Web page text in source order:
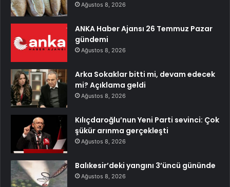
Ağustos 8, 2026
ANKA Haber Ajansı 26 Temmuz Pazar
gündemi
Ağustos 8, 2026
Arka Sokaklar bitti mi, devam edecek
mi? Açıklama geldi
Ağustos 8, 2026
Kılıçdaroğlu’nun Yeni Parti sevinci: Çok
şükür arınma gerçekleşti
Ağustos 8, 2026
Balıkesir’deki yangını 3’üncü gününde
Ağustos 8, 2026